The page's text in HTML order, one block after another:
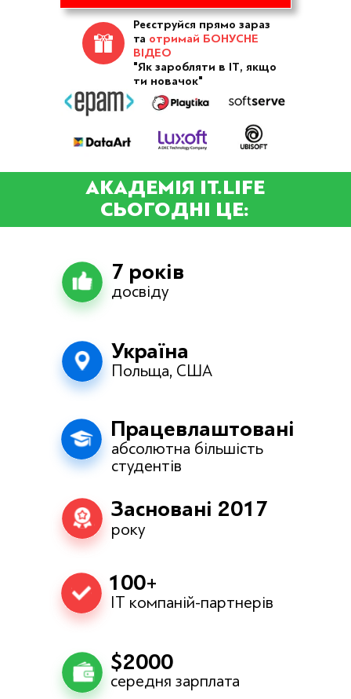
Реєструйся прямо зараз
та отримай БОНУСНЕ
ВІДЕО
"Як заробляти в ІТ, якщо
ти новачок"
АКАДЕМІЯ IT.LIFE
СЬОГОДНІ ЦЕ:
7 років
досвіду
Працевлаштовані
абсолютна більшість
студентів
100+
ІТ компаній-партнерів
Україна
Польща, США
Засновані 2017
року
$2000
середня зарплата